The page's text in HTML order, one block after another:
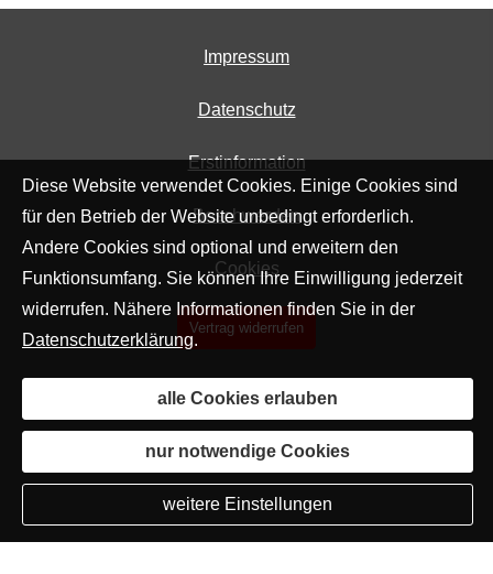
Impressum
Datenschutz
Erstinformation
Beschwerden
Cookies
Vertrag widerrufen
Diese Website verwendet Cookies. Einige Cookies sind
für den Betrieb der Website unbedingt erforderlich.
Andere Cookies sind optional und erweitern den
Funktionsumfang. Sie können Ihre Einwilligung jederzeit
widerrufen. Nähere Informationen finden Sie in der
Datenschutzerklärung.
alle Cookies erlauben
nur notwendige Cookies
weitere Einstellungen